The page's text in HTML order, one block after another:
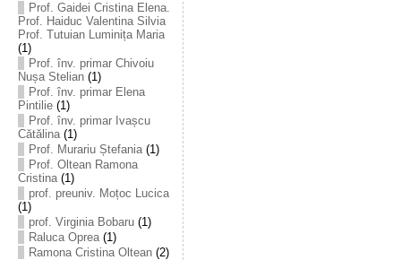
Prof. Gaidei Cristina Elena.
Prof. Haiduc Valentina Silvia
Prof. Tutuian Luminița Maria
(1)
Prof. înv. primar Chivoiu
Nușa Stelian(1)
Prof. înv. primar Elena
Pintilie(1)
Prof. înv. primar Ivașcu
Cătălina(1)
Prof. Murariu Ștefania(1)
Prof. Oltean Ramona
Cristina(1)
prof. preuniv. Moțoc Lucica
(1)
prof. Virginia Bobaru(1)
Raluca Oprea(1)
Ramona Cristina Oltean(2)